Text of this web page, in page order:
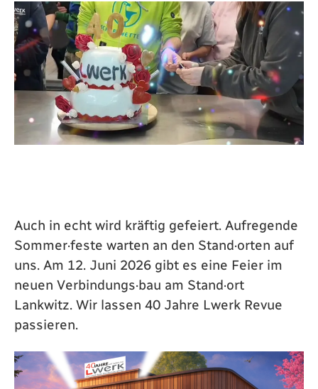
Auch in echt wird kräftig gefeiert. Aufregende
Sommer·feste warten an den Stand·orten auf
uns. Am 12. Juni 2026 gibt es eine Feier im
neuen Verbindungs·bau am Stand·ort
Lankwitz. Wir lassen 40 Jahre Lwerk Revue
passieren.